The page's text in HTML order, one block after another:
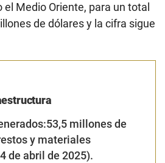
Medio Oriente, para un total
de dólares y la cifra sigue
millones de
y materiales
de abril de 2025).